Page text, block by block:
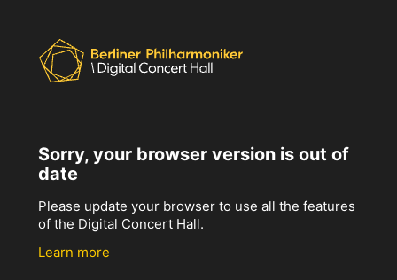
Sorry, your browser version is out of
date
Please update your browser to use all the features
of the Digital Concert Hall.
Learn more